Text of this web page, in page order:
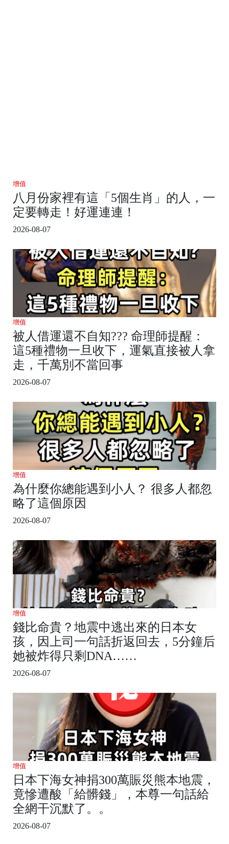
增值
八月份家裡有這「5個生肖」的人，一
定要轉走！好運連連！
2026-08-07
增值
被人借運還不自知??? 命理師提醒：
這5種禮物一旦收下，運氣直接被人拿
走，千萬別不當回事
2026-08-07
增值
為什麼你總能遇到小人？ 很多人都忽
略了這個原因
2026-08-07
增值
錢比命貴？地震中逃出來的日本女
孩，因上司一句話折返回去，5分鐘后
她被炸得只剩DNA……
2026-08-07
增值
日本下海女神捐300萬賑災熊本地震，
竟慘遭酸「給髒錢」，本尊一句話給
全網干沉默了。。
2026-08-07